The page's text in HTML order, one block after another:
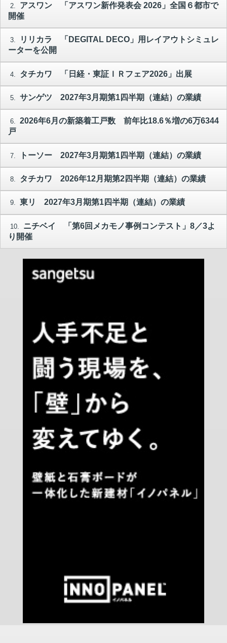
2.
アスワン 「アスワン新作発表会 2026」全国６都市で
開催
3.
リリカラ 「DEGITAL DECO」用レイアウトシミュレ
ーターを公開
4. タチカワ 「日経・東証ＩＲフェア2026」出展
5. サンゲツ 2027年3月期第1四半期（連結）の業績
6. 2026年6月の新築着工戸数 前年比18.6％増の6万6344
戸
7. トーソー 2027年3月期第1四半期（連結）の業績
8. タチカワ 2026年12月期第2四半期（連結）の業績
9. 東リ 2027年3月期第1四半期（連結）の業績
10.
ニチベイ 「第6回メカモノ事例コンテスト」8／3よ
り開催